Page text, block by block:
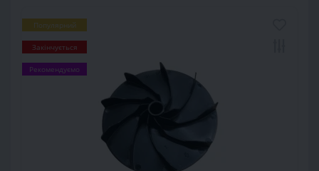
Популярний
Закінчується
Рекомендуємо